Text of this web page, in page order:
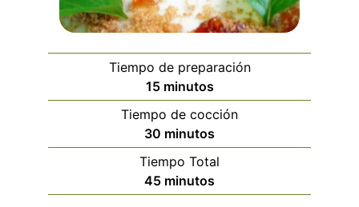
Tiempo de preparación
15minutos
minutos
Tiempo de cocción
30 minutos
minutos
Tiempo Total
45minutos
minutos